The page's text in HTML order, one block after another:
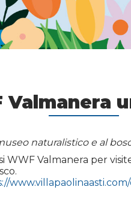
Valmanera
naturalistico e al
WWF Valmanera per